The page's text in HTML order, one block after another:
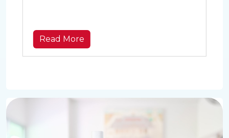
Read More